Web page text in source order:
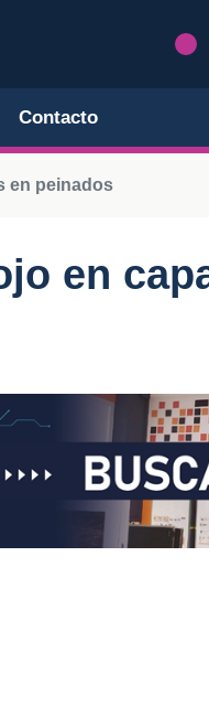
Contacto
en peinados
en